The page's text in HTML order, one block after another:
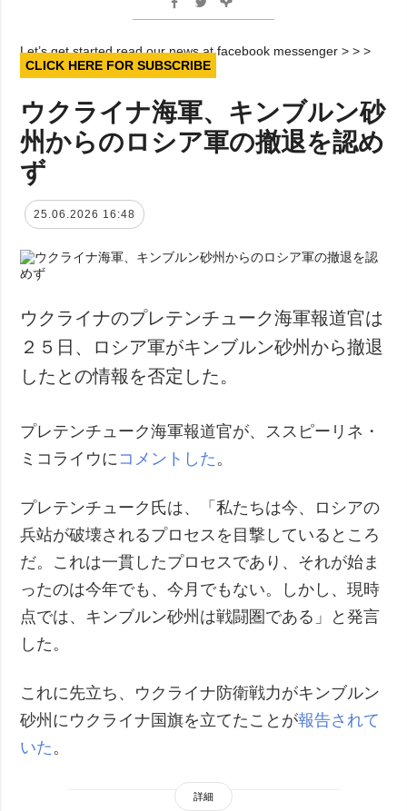
Let’s get started read our news at facebook messenger > > >
CLICK HERE FOR SUBSCRIBE
ウクライナ海軍、キンブルン砂
州からのロシア軍の撤退を認め
ず
25.06.2026 16:48
ウクライナのプレテンチューク海軍報道官は
２５日、ロシア軍がキンブルン砂州から撤退
したとの情報を否定した。
プレテンチューク海軍報道官が、ススピーリネ・
ミコライウに コメントした 。
プレテンチューク氏は、「私たちは今、ロシアの
兵站が破壊されるプロセスを目撃しているところ
だ。これは一貫したプロセスであり、それが始ま
ったのは今年でも、今月でもない。しかし、現時
点では、キンブルン砂州は戦闘圏である」と発言
した。
これに先立ち、ウクライナ防衛戦力がキンブルン
砂州にウクライナ国旗を立てたことが報告されて
いた 。
詳細